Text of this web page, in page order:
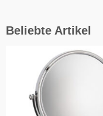
Beliebte Artikel